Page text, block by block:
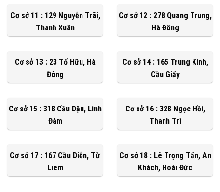
Cơ sở 11 : 129 Nguyễn Trãi,
Thanh Xuân
Cơ sở 12 : 278 Quang Trung,
Hà Đông
Cơ sở 13 : 23 Tố Hữu, Hà
Đông
Cơ sở 14 : 165 Trung Kính,
Cầu Giấy
Cơ sở 15 : 318 Cầu Dậu, Linh
Đàm
Cơ sở 16 : 328 Ngọc Hồi,
Thanh Trì
Cơ sở 17 : 167 Cầu Diễn, Từ
Liêm
Cơ sở 18 : Lê Trọng Tấn, An
Khách, Hoài Đức